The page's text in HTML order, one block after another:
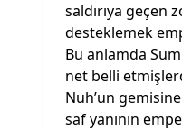
saldırıya geçen
desteklemek
Bu anlamda
net belli
Nuh’un
saf yanının